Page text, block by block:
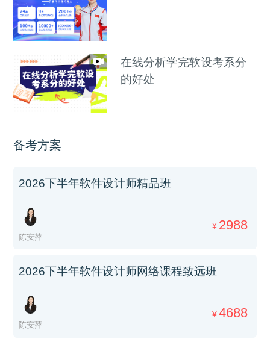
在线分析学完软设考系分
的好处
备考方案
2026下半年软件设计师精品班
陈安萍
¥ 2988
2026下半年软件设计师网络课程致远班
陈安萍
¥ 4688